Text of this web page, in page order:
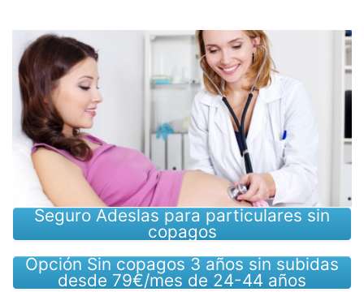
Seguro Adeslas para particulares sin
copagos
Opción Sin copagos 3 años sin subidas
desde 79€/mes de 24-44 años